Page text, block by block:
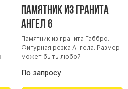
фото
Склеп
ангел
памятники
Памятник из гранита
Ангел 6
Памятник из гранита Габбро.
Фигурная резка Ангела. Размер
может быть любой
По запросу